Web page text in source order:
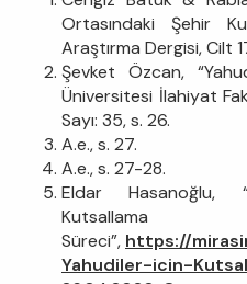
Ortasındaki Şehir
Araştırma Dergisi, Cilt
Şevket Özcan,
Üniversitesi İlahiyat
Sayı: 35, s. 26.
A.e., s. 27.
A.e., s. 27-28.
Eldar Hasanoğlu,
Kutsallama
Süreci”, https://
Yahudiler-icin-